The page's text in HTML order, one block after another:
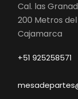
Cal. las
200 Metros
Cajamarca
+51 925258571